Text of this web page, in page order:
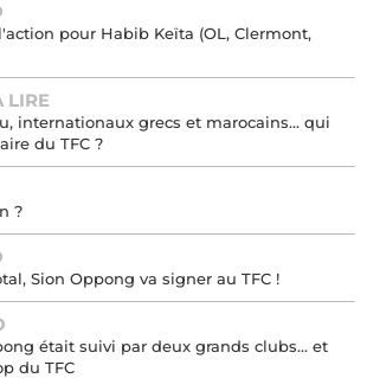
pour Habib Keïta (OL, Clermont,
LIRE
internationaux grecs et marocains… qui
du TFC ?
?
Sion Oppong va signer au TFC !
était suivi par deux grands clubs... et
du TFC